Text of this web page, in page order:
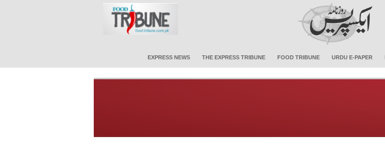
EXPRESS NEWS THE EXPRESS TRIBUNE FOOD TRIBUNE URDU E-PAPER